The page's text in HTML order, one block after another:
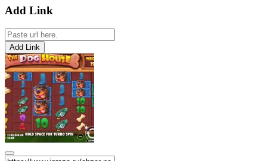
Add Link
Add Link